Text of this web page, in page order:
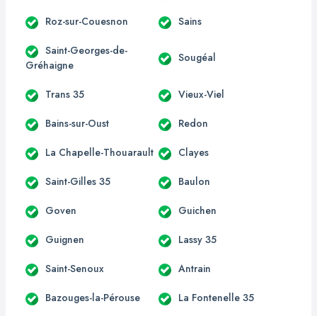
Roz-sur-Couesnon Sains
Saint-Georges-de-
Gréhaigne
Sougéal
Trans 35 Vieux-Viel
Bains-sur-Oust Redon
La Chapelle-Thouarault Clayes
Saint-Gilles 35 Baulon
Goven Guichen
Guignen Lassy 35
Saint-Senoux Antrain
Bazouges-la-Pérouse La Fontenelle 35